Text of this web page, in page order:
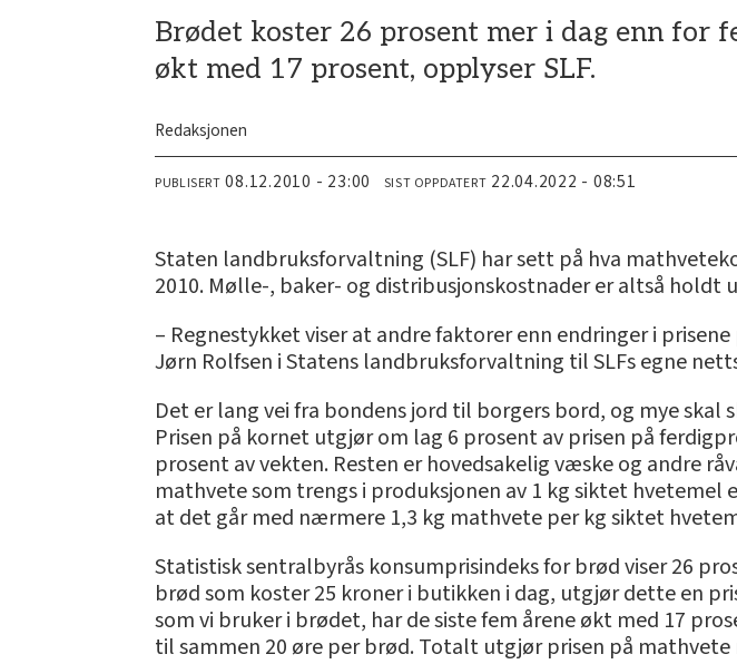
Brødet koster 26 prosent mer i dag enn for
økt med 17 prosent, opplyser SLF.
Redaksjonen
PUBLISERT 08.12.2010 - 23:00 SIST OPPDATERT 22.04.2022 - 08:51
Staten landbruksforvaltning (SLF) har sett på hva
2010. Mølle-, baker- og distribusjonskostnader er altså holdt
– Regnestykket viser at andre faktorer enn endringer i
Jørn Rolfsen i Statens landbruksforvaltning til SLFs egne
Det er lang vei fra bondens jord til borgers bord, og mye
Prisen på kornet utgjør om lag 6 prosent av prisen på
prosent av vekten. Resten er hovedsakelig væske og andre
mathvete som trengs i produksjonen av 1 kg siktet
at det går med nærmere 1,3 kg mathvete per kg siktet
Statistisk sentralbyrås konsumprisindeks for brød viser 26
brød som koster 25 kroner i butikken i dag, utgjør dette en
som vi bruker i brødet, har de siste fem årene økt med 17
til sammen 20 øre per brød. Totalt utgjør prisen på